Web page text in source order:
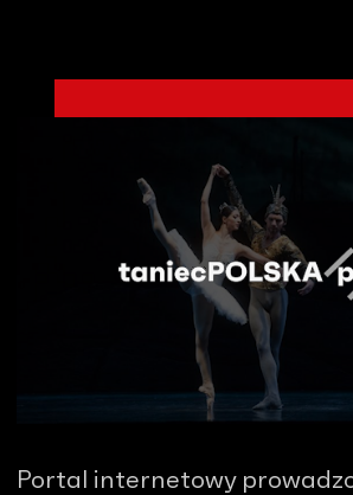
Portal internetowy